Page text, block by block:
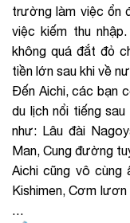
trường làm việc ổn
việc kiếm thu
không quá đắt đỏ
tiền lớn sau khi về
Đến Aichi, các bạn
du lịch nổi tiếng
như: Lâu đài
Man, Cung đường
Aichi cũng vô cùng
Kishimen, Cơm
…